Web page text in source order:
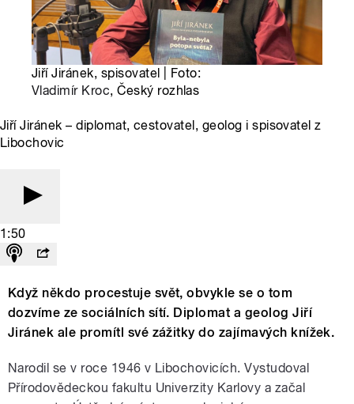
Jiří Jiránek, spisovatel | Foto:
Vladimír Kroc, Český rozhlas
Jiří Jiránek – diplomat, cestovatel, geolog i spisovatel z
Libochovic
1:50
Když někdo procestuje svět, obvykle se o tom
dozvíme ze sociálních sítí. Diplomat a geolog Jiří
Jiránek ale promítl své zážitky do zajímavých knížek.
Narodil se v roce 1946 v Libochovicích. Vystudoval
Přírodovědeckou fakultu Univerzity Karlovy a začal